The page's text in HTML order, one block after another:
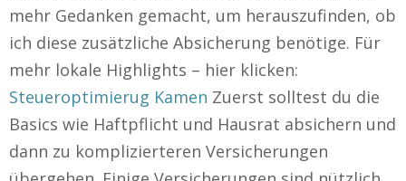
mehr Gedanken gemacht, um herauszufinden, ob
ich diese zusätzliche Absicherung benötige. Für
mehr lokale Highlights – hier klicken:
Steueroptimierug Kamen Zuerst solltest du die
Basics wie Haftpflicht und Hausrat absichern und
dann zu komplizierteren Versicherungen